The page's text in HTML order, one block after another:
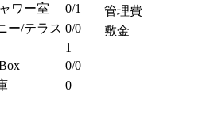
ワー室
0/1
ー/テラス 0/0
1
0/0
0
管理費
敷金